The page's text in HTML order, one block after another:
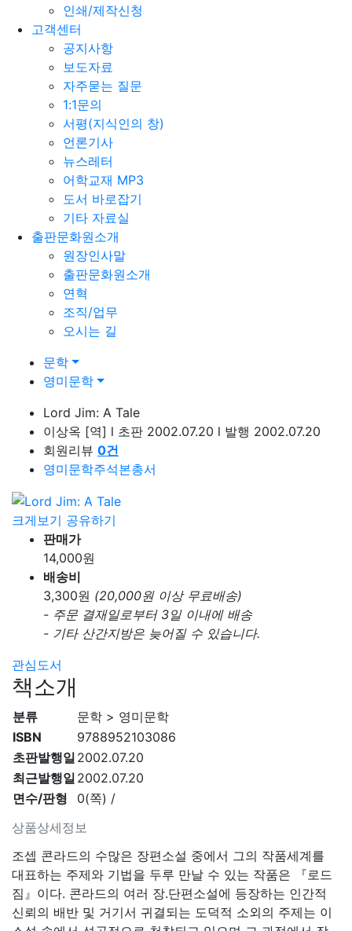
인쇄/제작신청
고객센터
공지사항
보도자료
자주묻는 질문
1:1문의
서평(지식인의 창)
언론기사
뉴스레터
어학교재 MP3
도서 바로잡기
기타 자료실
출판문화원소개
원장인사말
출판문화원소개
연혁
조직/업무
오시는 길
문학
영미문학
Lord Jim: A Tale
이상옥 [역] l 초판 2002.07.20 l 발행 2002.07.20
회원리뷰 0건
영미문학주석본총서
크게보기 공유하기
판매가
14,000원
배송비
3,300원 (20,000원 이상 무료배송)
- 주문 결재일로부터 3일 이내에 배송
- 기타 산간지방은 늦어질 수 있습니다.
관심도서
책소개
상품상세정보
분류
문학 > 영미문학
ISBN
9788952103086
초판발행일 2002.07.20
최근발행일 2002.07.20
면수/판형
0(쪽) /
조셉 콘라드의 수많은 장편소설 중에서 그의 작품세계를
대표하는 주제와 기법을 두루 만날 수 있는 작품은 『로드
짐』이다. 콘라드의 여러 장․단편소설에 등장하는 인간적
신뢰의 배반 및 거기서 귀결되는 도덕적 소외의 주제는 이